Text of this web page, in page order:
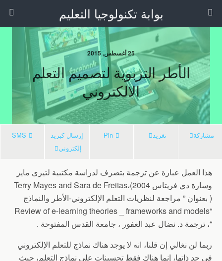
بوابة تكنولوجيا التعليم
25 أغسطس, 2015
الأطر التربوية لتصميم التعلم
الالكتروني
مشاركة تغريد Pin
إرسال كبريد
إلكتروني
SMS
هذا العمل عبارة عن ترجمة بتصرف لدراسة مكتبية لتيري مايز
وسارة دي فريتاس Terry Mayes and Sara de Freitas،(2004
) بعنوان ” مراجعة لنظريات التعلم الإلكتروني-الأطر والنماذج
“Review of e-learning theories _ frameworks and models
“، ترجمة د. نضال عبد الغفور ، جامعة القدس المفتوحة .
ربما لن نغالي إن قلنا، انه لا يوجد هناك نماذج للتعلم الإلكتروني
في حد ذاتها، إنما هناك فقط تحسينات على نماذج التعلم، حيث